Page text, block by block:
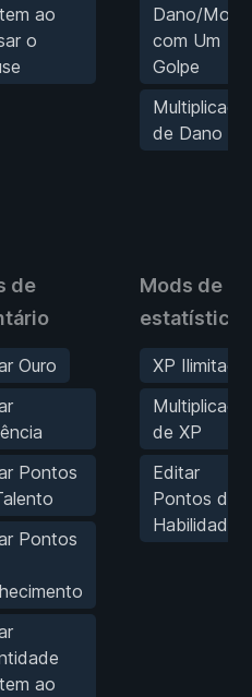
ao
o
Dano/
com Um
Golpe
de Dano
de
Ouro
Pontos
Pontos
ao
Mods de
estatísticas
XP Ilimitado
de XP
Editar
Pontos de
Habilidade